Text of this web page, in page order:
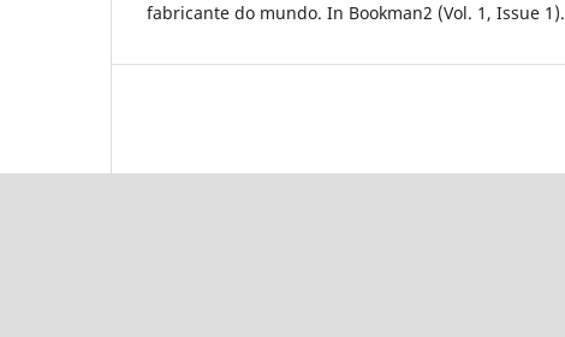
fabricante do mundo. In Bookman2 (Vol. 1, Issue 1).